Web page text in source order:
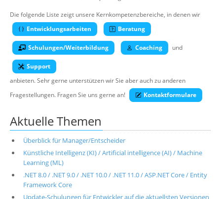
Suche
Die folgende Liste zeigt unsere Kernkompetenzbereiche, in denen wir
Entwicklungsarbeiten
Beratung
Schulungen/Weiterbildung Coaching und
Support
anbieten. Sehr gerne unterstützen wir Sie aber auch zu anderen
Fragestellungen. Fragen Sie uns gerne an!
Kontaktformulare
Aktuelle Themen
Überblick für Manager/Entscheider
Künstliche Intelligenz (KI) / Artificial intelligence (AI) / Machine
Learning (ML)
.NET 8.0 / .NET 9.0 / .NET 10.0 / .NET 11.0 / ASP.NET Core / Entity
Framework Core
Update-Schulungen für Entwickler auf die aktuellsten Versionen